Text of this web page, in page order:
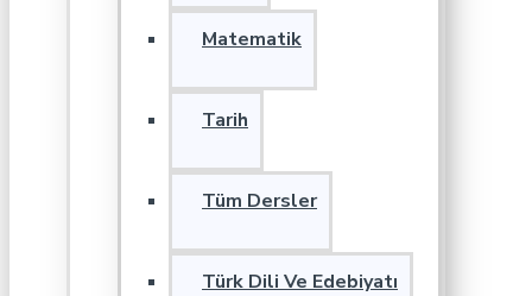
Matematik
Tarih
Tüm Dersler
Türk Dili Ve Edebiyatı